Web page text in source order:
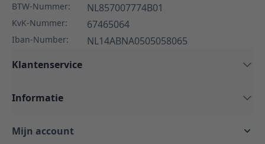
BTW-Nummer: NL857007774B01
KvK-Nummer: 67465064
Iban-Number:
NL14ABNA0505058065
Klantenservice
Informatie
Mijn account